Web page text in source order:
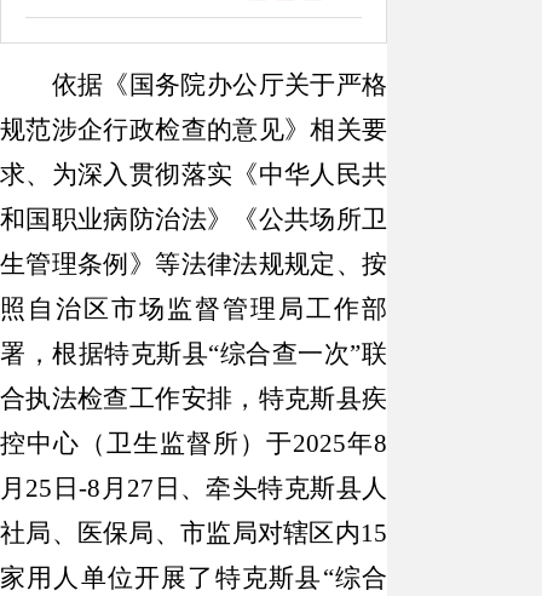
依据《国务院办公厅关于严格
规范涉企行政检查的意见》相关要
求、为深入贯彻落实《中华人民共
和国职业病防治法》《公共场所卫
生管理条例》等法律法规规定、 按
照 自治区市场监督管理局工作部
署 ，根据特克斯县“综合查一次”联
合执法检查工作安排，特克斯县疾
控中心（卫生监督所）于2025年8
月25日-8月27日、牵头特克斯县人
社局、医保局、市监局对辖区内15
家用人单位开展了特克斯县“综合